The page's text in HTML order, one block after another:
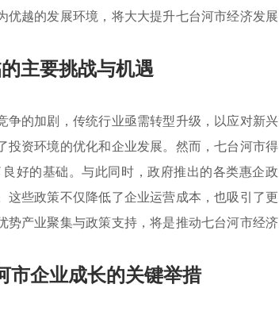
优越的发展环境，将大大提升七台河市经济发展
主要挑战与机遇
争的加剧，传统行业亟需转型升级，以应对新兴
资环境的优化和企业发展。然而，七台河市得
好的基础。与此同时，政府推出的各类惠企政
些政策不仅降低了企业运营成本，也吸引了更
产业聚集与政策支持，将是推动七台河市经济
市企业成长的关键举措